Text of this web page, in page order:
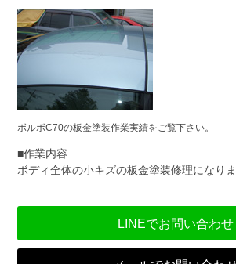
ボルボC70の板金塗装作業実績をご覧下さい。
■作業内容
ボディ全体の小キズの板金塗装修理になりま
LINEでお問い合わせ